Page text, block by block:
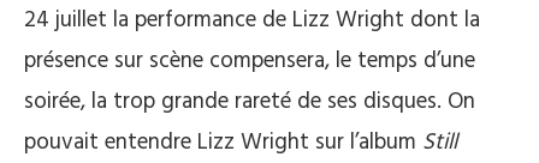
24 juillet la performance de Lizz Wright dont la
présence sur scène compensera, le temps d’une
soirée, la trop grande rareté de ses disques. On
pouvait entendre Lizz Wright sur l’album Still